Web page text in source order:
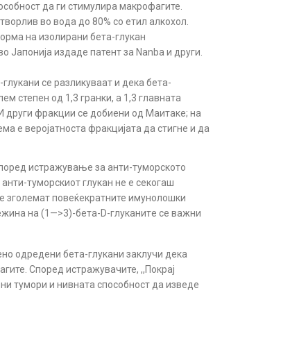
да ги стимулира макрофагите.
во вода до 80% со етил алкохол.
на изолирани бета-глукан
Јапонија издаде патент за Nanba и други.
се разликуваат и дека бета-
степен од 1,3 гранки, а 1,3 главната
други фракции се добиени од Маитаке; на
е веројатноста фракцијата да стигне и да
истражување за анти-туморското
туморскиот глукан не е секогаш
зголемат повеќекратните имунолошки
на (1—>3)-бета-D-глуканитe се важни
одредени бета-глукани заклучи дека
Според истражувачите, ,,Покрај
тумори и нивната способност да изведе